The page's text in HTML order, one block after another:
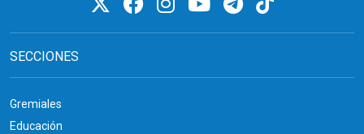
SECCIONES
Gremiales
Educación